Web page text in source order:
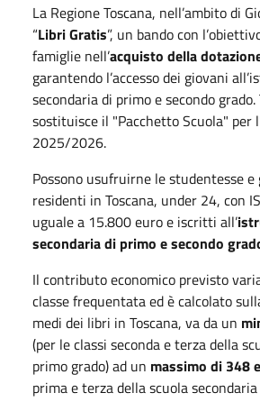
La Regione Toscana, nell’ambito di
“Libri Gratis”, un bando con
famiglie nell’acquisto della
garantendo l’accesso dei giovani
secondaria di primo e secondo
sostituisce il "Pacchetto Scuola" per
2025/2026.
Possono usufruirne le studentesse
residenti in Toscana, under 24, con
uguale a 15.800 euro e iscritti all’
secondaria di primo e secondo
Il contributo economico previsto
classe frequentata ed è calcolato
medi dei libri in Toscana, va da un
(per le classi seconda e terza della
primo grado) ad un massimo di 348
prima e terza della scuola